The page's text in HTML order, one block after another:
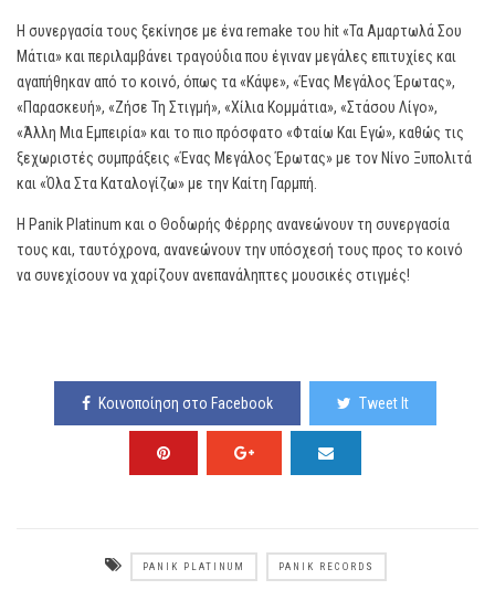
Η συνεργασία τους ξεκίνησε με ένα remake του hit «Τα Αμαρτωλά Σου
Μάτια» και περιλαμβάνει τραγούδια που έγιναν μεγάλες επιτυχίες και
αγαπήθηκαν από το κοινό, όπως τα «Κάψε», «Ένας Μεγάλος Έρωτας»,
«Παρασκευή», «Ζήσε Τη Στιγμή», «Χίλια Κομμάτια», «Στάσου Λίγο»,
«Άλλη Μια Εμπειρία» και το πιο πρόσφατο «Φταίω Και Εγώ», καθώς τις
ξεχωριστές συμπράξεις «Ένας Μεγάλος Έρωτας» με τον Νίνο Ξυπολιτά
και «Όλα Στα Καταλογίζω» με την Καίτη Γαρμπή.
Η Panik Platinum και ο Θοδωρής Φέρρης ανανεώνουν τη συνεργασία
τους και, ταυτόχρονα, ανανεώνουν την υπόσχεσή τους προς το κοινό
να συνεχίσουν να χαρίζουν ανεπανάληπτες μουσικές στιγμές!
Κοινοποίηση στο Facebook Tweet It
PANIK PLATINUM PANIK RECORDS